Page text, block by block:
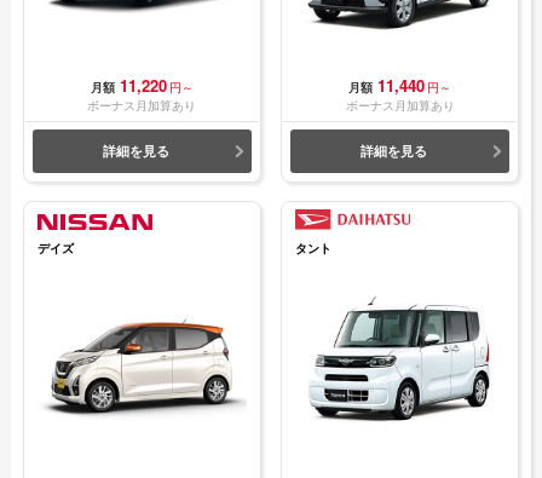
月額 11,220 円～
ボーナス月加算あり
詳細を見る
月額 11,440 円～
ボーナス月加算あり
詳細を見る
デイズ タント